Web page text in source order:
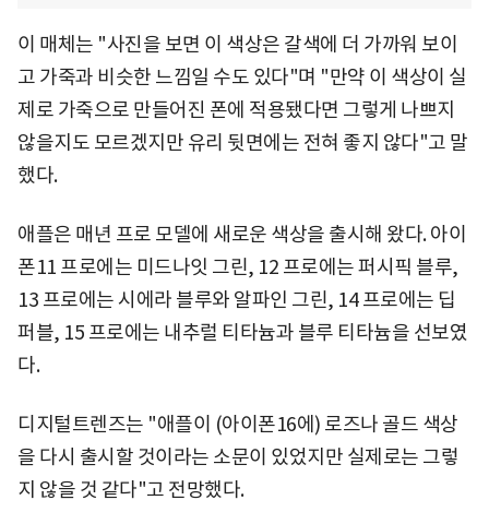
이 매체는 "사진을 보면 이 색상은 갈색에 더 가까워 보이
고 가죽과 비슷한 느낌일 수도 있다"며 "만약 이 색상이 실
제로 가죽으로 만들어진 폰에 적용됐다면 그렇게 나쁘지
않을지도 모르겠지만 유리 뒷면에는 전혀 좋지 않다"고 말
했다.
애플은 매년 프로 모델에 새로운 색상을 출시해 왔다. 아이
폰11 프로에는 미드나잇 그린, 12 프로에는 퍼시픽 블루,
13 프로에는 시에라 블루와 알파인 그린, 14 프로에는 딥
퍼블, 15 프로에는 내추럴 티타늄과 블루 티타늄을 선보였
다.
디지털트렌즈는 "애플이 (아이폰16에) 로즈나 골드 색상
을 다시 출시할 것이라는 소문이 있었지만 실제로는 그렇
지 않을 것 같다"고 전망했다.